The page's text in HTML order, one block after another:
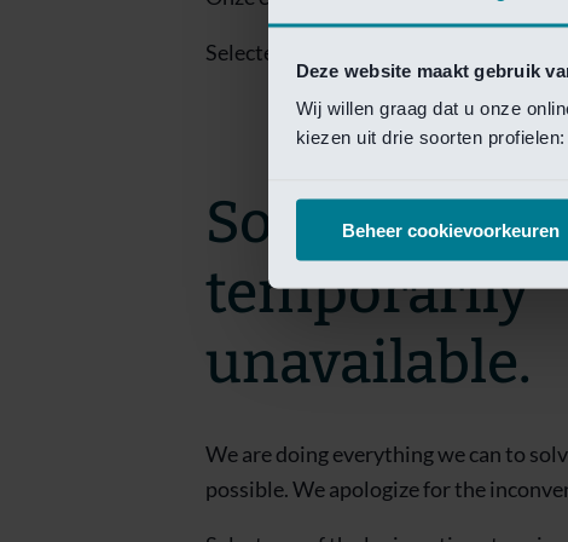
Deze website maakt gebruik
Wij willen graag dat u onze
kiezen uit drie soorten
Beheer cookievoorkeuren
Selecteer een van de login opties om
Sorry! This
temporarily
unavailable.
We are doing everything we can to
possible. We apologize for the